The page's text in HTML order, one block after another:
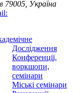
79005, Україна
Дослідження
Конференції,
воркшопи,
семінари
Міські семінари